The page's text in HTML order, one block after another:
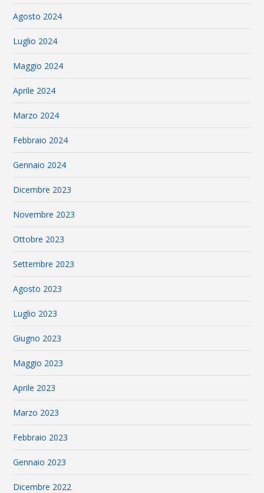
Agosto 2024
Luglio 2024
Maggio 2024
Aprile 2024
Marzo 2024
Febbraio 2024
Gennaio 2024
Dicembre 2023
Novembre 2023
Ottobre 2023
Settembre 2023
Agosto 2023
Luglio 2023
Giugno 2023
Maggio 2023
Aprile 2023
Marzo 2023
Febbraio 2023
Gennaio 2023
Dicembre 2022